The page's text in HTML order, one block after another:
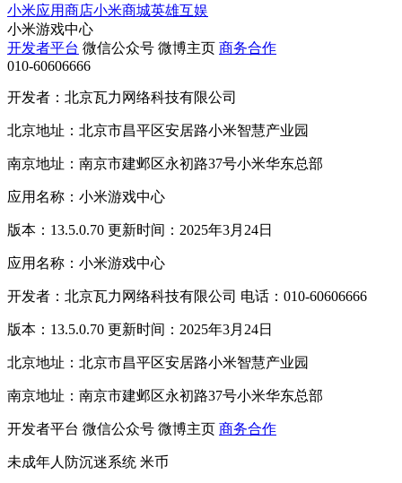
小米应用商店小米商城英雄互娱
小米游戏中心
开发者平台 微信公众号 微博主页 商务合作
010-60606666
开发者：北京瓦力网络科技有限公司
北京地址：北京市昌平区安居路小米智慧产业园
南京地址：南京市建邺区永初路37号小米华东总部
应用名称：小米游戏中心
版本：13.5.0.70 更新时间：2025年3月24日
应用名称：小米游戏中心
开发者：北京瓦力网络科技有限公司 电话：010-60606666
版本：13.5.0.70 更新时间：2025年3月24日
北京地址：北京市昌平区安居路小米智慧产业园
南京地址：南京市建邺区永初路37号小米华东总部
开发者平台 微信公众号 微博主页 商务合作
未成年人防沉迷系统 米币